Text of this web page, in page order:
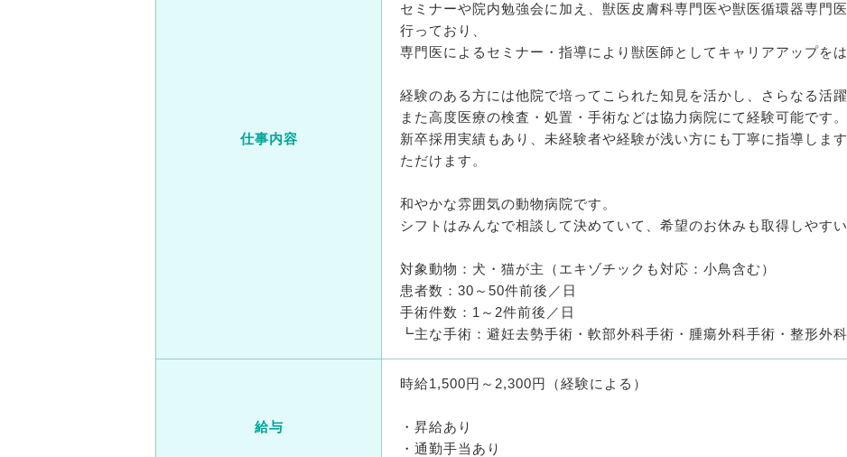
仕事内容
セミナーや院内勉強会に加え、獣医皮膚科専門医や獣医循環器専門
行っており、
専門医によるセミナー・指導により獣医師としてキャリアアップをは
経験のある方には他院で培ってこられた知⾒を活かし、さらなる活
また高度医療の検査・処置・手術などは協力病院にて経験可能です。
新卒採用実績もあり、未経験者や経験が浅い方にも丁寧に指導しま
ただけます。
和やかな雰囲気の動物病院です。
シフトはみんなで相談して決めていて、希望のお休みも取得しやすい
対象動物：犬・猫が主（エキゾチックも対応：小鳥含む）
患者数：30～50件前後／日
手術件数：1～2件前後／日
┗主な手術：避妊去勢手術・軟部外科手術・腫瘍外科手術・整形外
給与
時給1,500円～2,300円（経験による）
・昇給あり
・通勤手当あり